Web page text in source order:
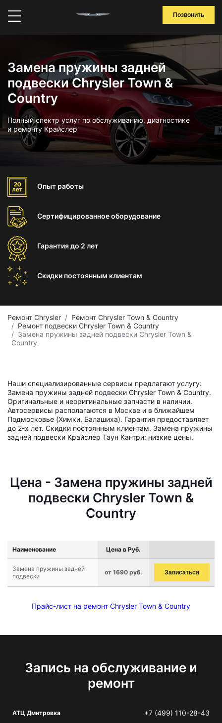
Позвонить
Замена пружины задней
подвески Chrysler Town &
Country
Полный спектр услуг по обслуживанию, диагностике
и ремонту Крайслер
Опыт работы
Сертифицированноеоборудование
Гарантиядо 2 лет
Скидки постоянным клиентам
Ремонт Chrysler
Ремонт Chrysler Town & Country
Ремонт подвески Chrysler Town & Country
Замена пружины задней подвески Chrysler Town &
Country
Наши специализированные сервисы предлагают услугу:
Замена пружины задней подвески Chrysler Town & Country.
Оригинальные и неоригинальные запчасти в наличии.
Автосервисы располагаются в Москве и в ближайшем
Подмосковье (Химки, Балашиха). Гарантия предоставляет
до 2-х лет. Скидки постоянным клиентам. Замена пружины
задней подвески Крайслер Таун Кантри: низкие цены.
Цена - Замена пружины задней
подвески Chrysler Town &
Country
Наименование Цена в Руб.
Замена пружины задней
подвески
от 1690 руб. Записаться
Прайс-лист на ремонт Chrysler Town & Country
Запись на обслуживание и
ремонт
АТЦ Дмитровка +7 (499) 110-28-43